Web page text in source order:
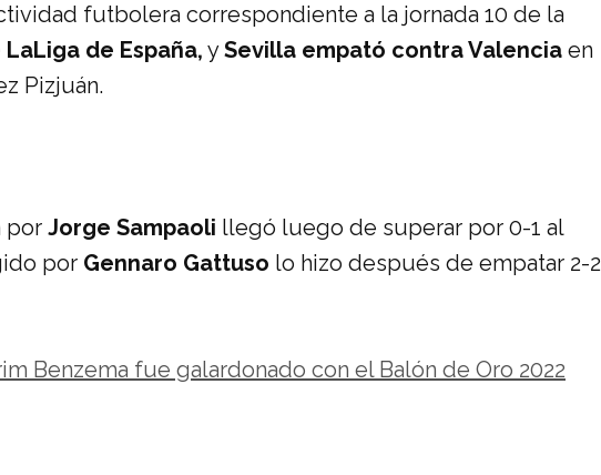
futbolera correspondiente a la jornada 10 de la
de España, ySevilla empató contra Valencia en
Pizjuán.
por Jorge Sampaoli llegó luego de superar por 0-1 al
por Gennaro Gattuso lo hizo después de empatar 2-2
Benzema fue galardonado con el Balón de Oro 2022